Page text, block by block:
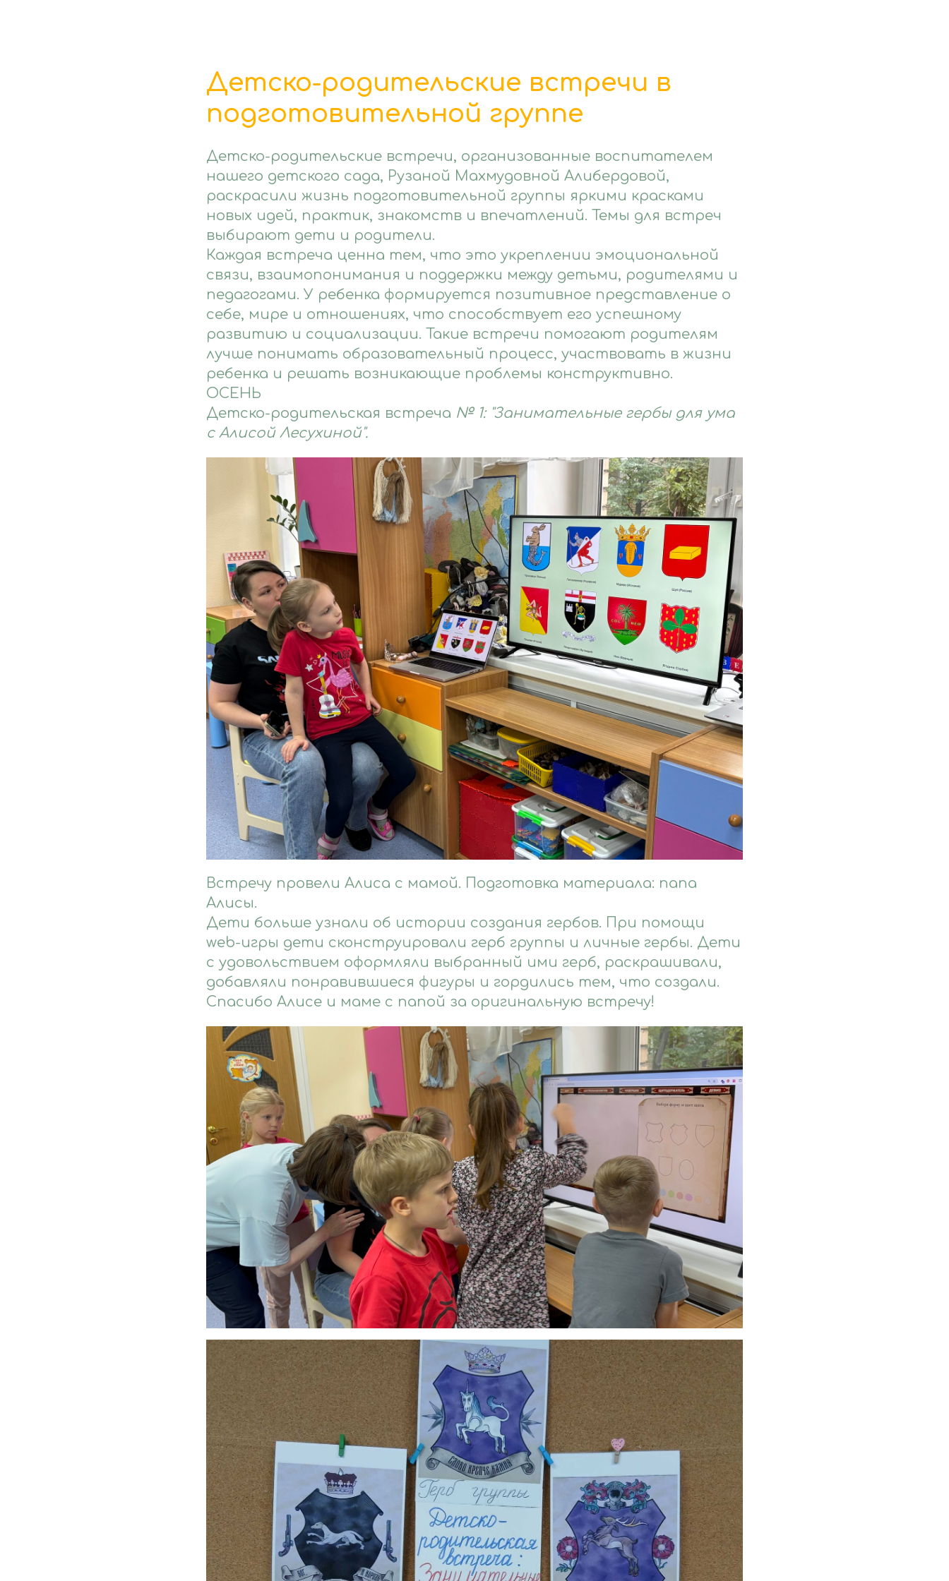
Детско-родительские встречи в
подготовительной группе
Детско-родительские встречи, организованные воспитателем
нашего детского сада, Рузаной Махмудовной Алибердовой,
раскрасили жизнь подготовительной группы яркими красками
новых идей, практик, знакомств и впечатлений. Темы для встреч
выбирают дети и родители.
Каждая встреча ценна тем, что это укреплении эмоциональной
связи, взаимопонимания и поддержки между детьми, родителями и
педагогами. У ребенка формируется позитивное представление о
себе, мире и отношениях, что способствует его успешному
развитию и социализации. Такие встречи помогают родителям
лучше понимать образовательный процесс, участвовать в жизни
ребенка и решать возникающие проблемы конструктивно.
ОСЕНЬ
Детско-родительская встреча № 1: "Занимательные гербы для ума
с Алисой Лесухиной".
Встречу провели Алиса с мамой. Подготовка материала: папа
Алисы.
Дети больше узнали об истории создания гербов. При помощи
web-игры дети сконструировали герб группы и личные гербы. Дети
с удовольствием оформляли выбранный ими герб, раскрашивали,
добавляли понравившиеся фигуры и гордились тем, что создали.
Спасибо Алисе и маме с папой за оригинальную встречу!